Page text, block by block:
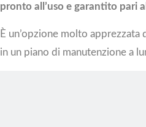
pronto all’uso e garantito pari
È un’opzione molto
in un piano di manutenzione a